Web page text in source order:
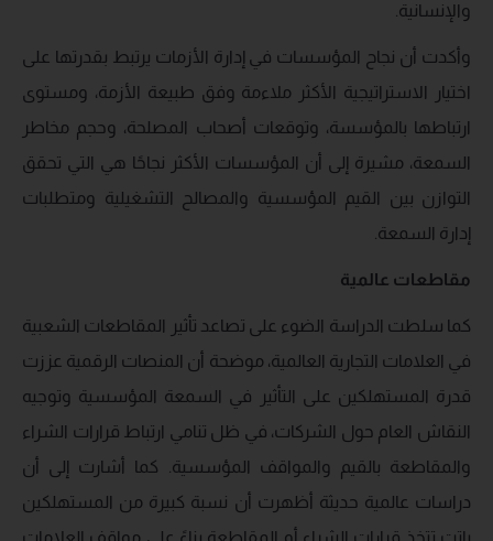
والإنسانية.
وأكدت أن نجاح المؤسسات في إدارة الأزمات يرتبط بقدرتها على
اختيار الاستراتيجية الأكثر ملاءمة وفق طبيعة الأزمة، ومستوى
ارتباطها بالمؤسسة، وتوقعات أصحاب المصلحة، وحجم مخاطر
السمعة، مشيرة إلى أن المؤسسات الأكثر نجاحًا هي التي تحقق
التوازن بين القيم المؤسسية والمصالح التشغيلية ومتطلبات
إدارة السمعة.
مقاطعات عالمية
كما سلطت الدراسة الضوء على تصاعد تأثير المقاطعات الشعبية
في العلامات التجارية العالمية، موضحة أن المنصات الرقمية عززت
قدرة المستهلكين على التأثير في السمعة المؤسسية وتوجيه
النقاش العام حول الشركات، في ظل تنامي ارتباط قرارات الشراء
والمقاطعة بالقيم والمواقف المؤسسية. كما أشارت إلى أن
دراسات عالمية حديثة أظهرت أن نسبة كبيرة من المستهلكين